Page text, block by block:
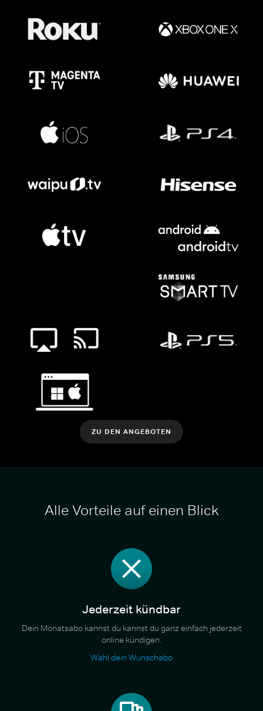
ZU DEN ANGEBOTEN
Alle Vorteile auf einen Blick
Jederzeit kündbar
Dein Monatsabo kannst du kannst du ganz einfach jederzeit
online kündigen.
Wähl dein Wunschabo